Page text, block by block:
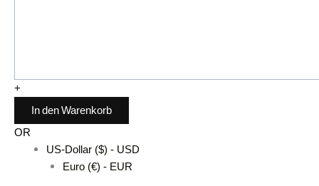
+
In den Warenkorb
OR
US-Dollar ($) - USD
Euro (€) - EUR